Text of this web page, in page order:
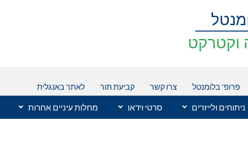
וקטרקט
פרופ' בלומנטל צרו קשר קביעת תור לאתר באנגלית
ניתוחים ולייזרים סרטי וידאו מחלות עיניים אחרות